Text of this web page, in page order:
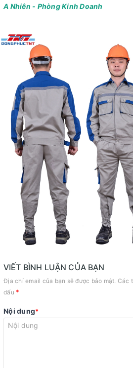
A Nhiên - Phòng Kinh Doanh
VIẾT BÌNH LUẬN CỦA BẠN
Địa chỉ email của bạn sẽ được bảo mật. Các
dấu *
Nội dung*